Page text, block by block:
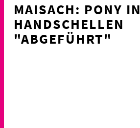
MAISACH: PONY IN
HANDSCHELLEN
"ABGEFÜHRT"